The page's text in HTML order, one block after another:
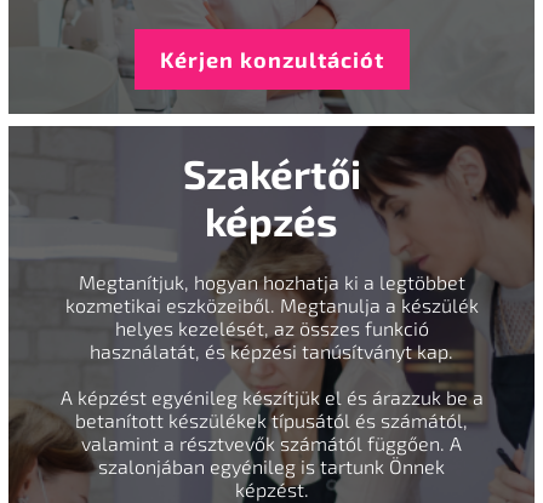
Kérjen konzultációt
Szakértői
képzés
Megtanítjuk, hogyan hozhatja ki a legtöbbet
kozmetikai eszközeiből. Megtanulja a készülék
helyes kezelését, az összes funkció
használatát, és képzési tanúsítványt kap.
A képzést egyénileg készítjük el és árazzuk be a
betanított készülékek típusától és számától,
valamint a résztvevők számától függően. A
szalonjában egyénileg is tartunk Önnek
képzést.